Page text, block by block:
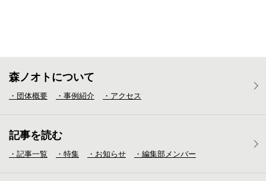
森ノオトについて
・団体概要 ・事例紹介 ・アクセス
記事を読む
・記事一覧 ・特集 ・お知らせ ・編集部メンバー